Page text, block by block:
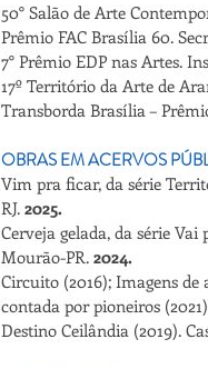
50° Salão de Arte
Prêmio FAC Brasília 60.
7° Prêmio EDP nas Artes.
17º Território da Arte de
Transborda Brasília –
OBRAS EM ACERVOS
Vim pra ficar, da série
RJ. 2025.
Cerveja gelada, da série
Mourão-PR. 2024.
Circuito (2016); Imagens
contada por pioneiros
Destino Ceilândia (2019).